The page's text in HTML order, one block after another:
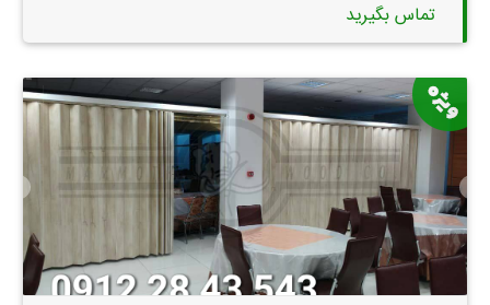
تماس بگیرید